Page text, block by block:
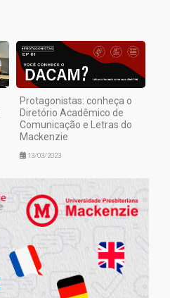
Protagonistas: conheça o
Diretório Acadêmico de
Comunicação e Letras do
Mackenzie
13/03/2023